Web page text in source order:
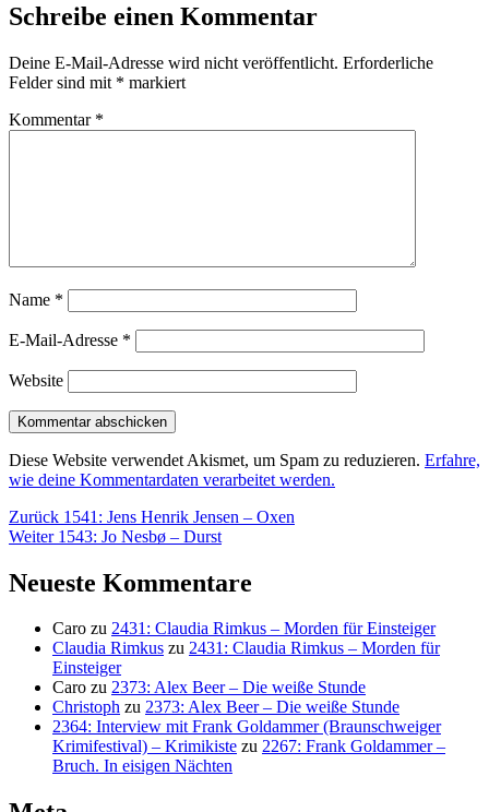
Schreibe einen Kommentar
Deine E-Mail-Adresse wird nicht veröffentlicht. Erforderliche
Felder sind mit * markiert
Kommentar *
Name *
E-Mail-Adresse *
Website
Diese Website verwendet Akismet, um Spam zu reduzieren. Erfahre,
wie deine Kommentardaten verarbeitet werden.
Beitragsnavigation
Zurück Vorheriger
Beitrag:
1541: Jens Henrik Jensen – Oxen
Weiter Nächster
1543: Jo Nesbø – Durst
Neueste Kommentare
Caro zu 2431: Claudia Rimkus – Morden für Einsteiger
Claudia Rimkus zu 2431: Claudia Rimkus – Morden für
Einsteiger
Caro zu 2373: Alex Beer – Die weiße Stunde
Christoph zu 2373: Alex Beer – Die weiße Stunde
2364: Interview mit Frank Goldammer (Braunschweiger
Krimifestival) – Krimikiste zu 2267: Frank Goldammer –
Bruch. In eisigen Nächten